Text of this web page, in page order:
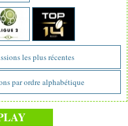
les plus récentes
par ordre alphabétique